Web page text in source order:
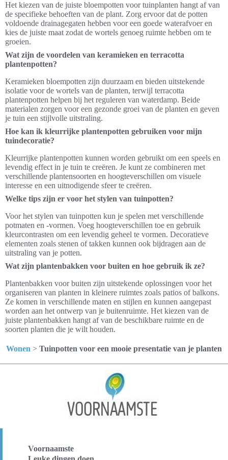
Het kiezen van de juiste bloempotten voor tuinplanten hangt af van
de specifieke behoeften van de plant. Zorg ervoor dat de potten
voldoende drainagegaten hebben voor een goede waterafvoer en
kies de juiste maat zodat de wortels genoeg ruimte hebben om te
groeien.
Wat zijn de voordelen van keramieken en terracotta
plantenpotten?
Keramieken bloempotten zijn duurzaam en bieden uitstekende
isolatie voor de wortels van de planten, terwijl terracotta
plantenpotten helpen bij het reguleren van waterdamp. Beide
materialen zorgen voor een gezonde groei van de planten en geven
je tuin een stijlvolle uitstraling.
Hoe kan ik kleurrijke plantenpotten gebruiken voor mijn
tuindecoratie?
Kleurrijke plantenpotten kunnen worden gebruikt om een speels en
levendig effect in je tuin te creëren. Je kunt ze combineren met
verschillende plantensoorten en hoogteverschillen om visuele
interesse en een uitnodigende sfeer te creëren.
Welke tips zijn er voor het stylen van tuinpotten?
Voor het stylen van tuinpotten kun je spelen met verschillende
potmaten en -vormen. Voeg hoogteverschillen toe en gebruik
kleurcontrasten om een levendig geheel te vormen. Decoratieve
elementen zoals stenen of takken kunnen ook bijdragen aan de
uitstraling van je potten.
Wat zijn plantenbakken voor buiten en hoe gebruik ik ze?
Plantenbakken voor buiten zijn uitstekende oplossingen voor het
organiseren van planten in kleinere ruimtes zoals patios of balkons.
Ze komen in verschillende maten en stijlen en kunnen aangepast
worden aan het ontwerp van je buitenruimte. Het kiezen van de
juiste plantenbakken hangt af van de beschikbare ruimte en de
soorten planten die je wilt houden.
Wonen > Tuinpotten voor een mooie presentatie van je planten
Voornaamste